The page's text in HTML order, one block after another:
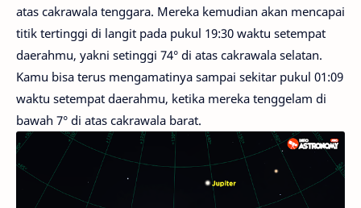
atas cakrawala tenggara. Mereka kemudian akan mencapai
titik tertinggi di langit pada pukul 19:30 waktu setempat
daerahmu, yakni setinggi 74° di atas cakrawala selatan.
Kamu bisa terus mengamatinya sampai sekitar pukul 01:09
waktu setempat daerahmu, ketika mereka tenggelam di
bawah 7° di atas cakrawala barat.